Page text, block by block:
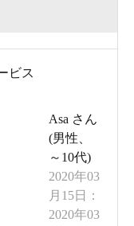
したが大満足
したが日帰り
ビス
Asa さん
(男性
～10代)
2020年03
月15日
：
2020年03